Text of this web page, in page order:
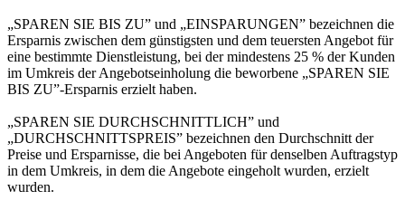
„SPAREN SIE BIS ZU” und „EINSPARUNGEN” bezeichnen die
Ersparnis zwischen dem günstigsten und dem teuersten Angebot für
eine bestimmte Dienstleistung, bei der mindestens 25 % der Kunden
im Umkreis der Angebotseinholung die beworbene „SPAREN SIE
BIS ZU”-Ersparnis erzielt haben.
„SPAREN SIE DURCHSCHNITTLICH” und
„DURCHSCHNITTSPREIS” bezeichnen den Durchschnitt der
Preise und Ersparnisse, die bei Angeboten für denselben Auftragstyp
in dem Umkreis, in dem die Angebote eingeholt wurden, erzielt
wurden.